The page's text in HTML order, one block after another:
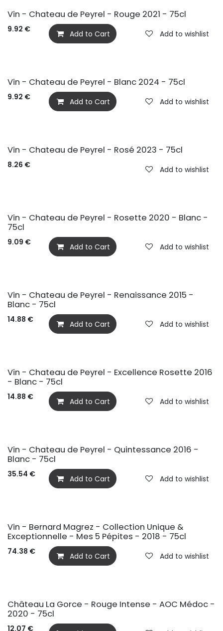
BIO
Vin - Chateau de Peyrel - Rouge 2021 - 75cl
9.92 € Add to Cart Add to wishlist
BIO
Vin - Chateau de Peyrel - Blanc 2024 - 75cl
9.92 € Add to Cart Add to wishlist
BIO
Vin - Chateau de Peyrel - Rosé 2023 - 75cl
8.26 € Add to wishlist
Vin - Chateau de Peyrel - Rosette 2020 - Blanc -
75cl
9.09 € Add to Cart Add to wishlist
Vin - Chateau de Peyrel - Renaissance 2015 -
Blanc - 75cl
14.88 € Add to Cart Add to wishlist
Vin - Chateau de Peyrel - Excellence Rosette 2016
- Blanc - 75cl
14.88 € Add to Cart Add to wishlist
Vin - Chateau de Peyrel - Quintessance 2016 -
Blanc - 75cl
35.54 € Add to Cart Add to wishlist
Vin - Bernard Magrez - Collection Unique &
Exceptionnelle - Mes 5 Pépites - 2018 - 75cl
74.38 € Add to Cart Add to wishlist
Château La Gorce - Rouge Intense - AOC Médoc -
2020 - 75cl
12.07 €